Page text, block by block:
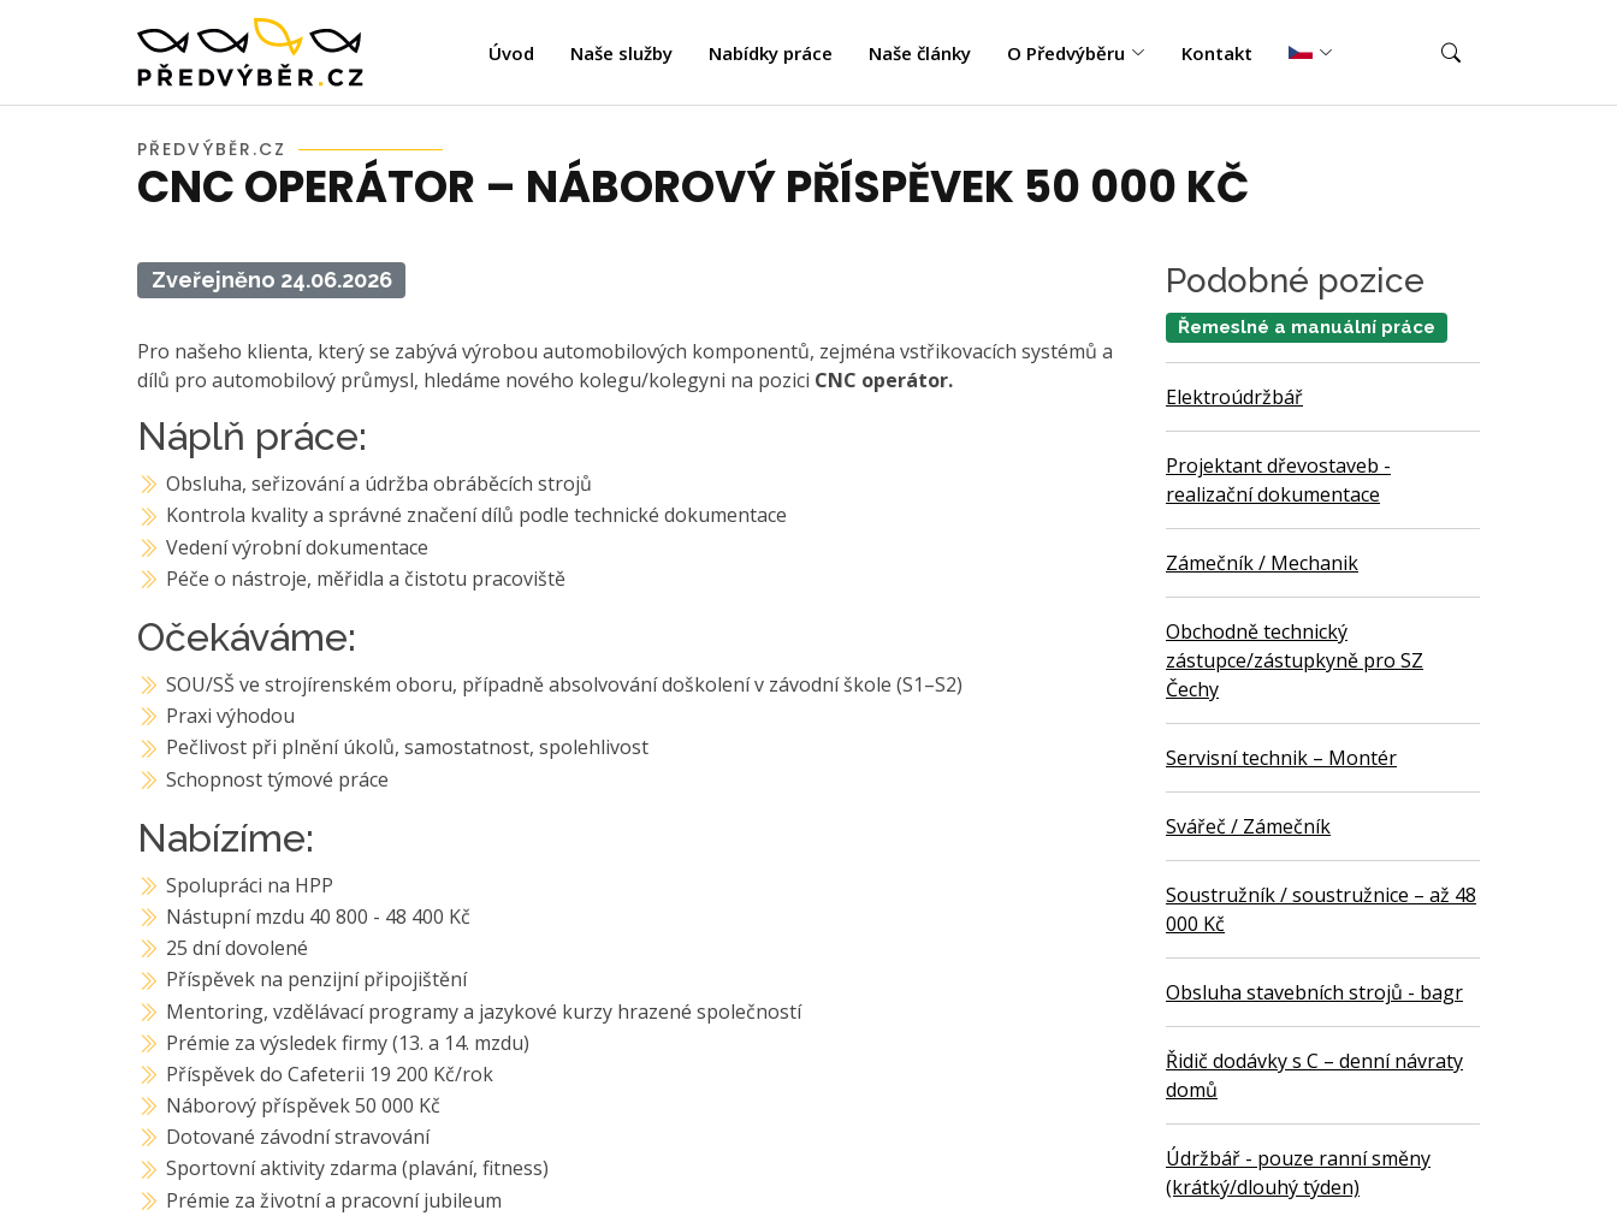
Úvod Naše služby Nabídky práce Naše články O Předvýběru Kontakt
PŘEDVÝBĚR.CZ
CNC OPERÁTOR – NÁBOROVÝ PŘÍSPĚVEK 50 000 KČ
Zveřejněno 24.06.2026
Pro našeho klienta, který se zabývá výrobou automobilových komponentů, zejména vstřikovacích systémů a
dílů pro automobilový průmysl, hledáme nového kolegu/kolegyni na pozici CNC operátor.
Náplň práce:
Obsluha, seřizování a údržba obráběcích strojů
Kontrola kvality a správné značení dílů podle technické dokumentace
Vedení výrobní dokumentace
Péče o nástroje, měřidla a čistotu pracoviště
Očekáváme:
SOU/SŠ ve strojírenském oboru, případně absolvování doškolení v závodní škole (S1–S2)
Praxi výhodou
Pečlivost při plnění úkolů, samostatnost, spolehlivost
Schopnost týmové práce
Nabízíme:
Spolupráci na HPP
Nástupní mzdu 40 800 - 48 400 Kč
25 dní dovolené
Příspěvek na penzijní připojištění
Mentoring, vzdělávací programy a jazykové kurzy hrazené společností
Prémie za výsledek firmy (13. a 14. mzdu)
Příspěvek do Cafeterii 19 200 Kč/rok
Náborový příspěvek 50 000 Kč
Dotované závodní stravování
Sportovní aktivity zdarma (plavání, fitness)
Prémie za životní a pracovní jubileum
Podobné pozice
Řemeslné a manuální práce
Elektroúdržbář
Projektant dřevostaveb -
realizační dokumentace
Zámečník / Mechanik
Obchodně technický
zástupce/zástupkyně pro SZ
Čechy
Servisní technik – Montér
Svářeč / Zámečník
Soustružník / soustružnice – až 48
000 Kč
Obsluha stavebních strojů - bagr
Řidič dodávky s C – denní návraty
domů
Údržbář - pouze ranní směny
(krátký/dlouhý týden)